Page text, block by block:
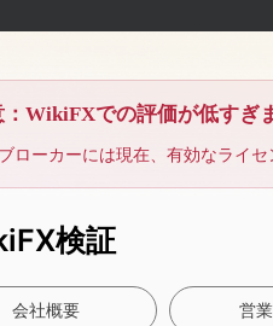
：WikiFXでの評価が低すぎ
ローカーには現在、有効なライ
検証
会社概要 営